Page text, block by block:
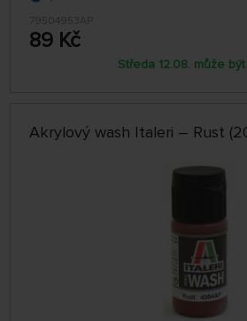
79504953AP
89 Kč
Středa 12.08. může
Akrylový wash Italeri – Rust